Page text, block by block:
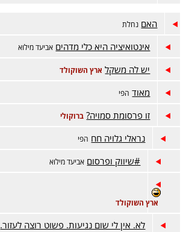
האם נחלת
אינטואיציה היא כלי מדהים אביעד מילוא
יש לה משקל ארץ השוקולד
מאוד הפי
זו פרסומת סמויה? ברוקולי
נראלי גלויה חח הפי
#שיווק ופרסום אביעד מילוא
ארץ השוקולד
לא. אין לי שום נגיעות. פשוט רוצה לעזור.